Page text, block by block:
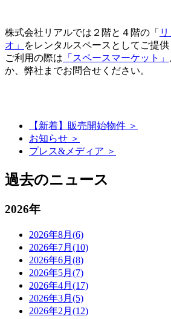
株式会社リアルでは２階と４階の「
オ」
をレンタルスペースとしてご提供
ご利用の際は 「スペースマーケット」
か、弊社までお問合せください。
【新着】販売開始物件 ＞
お知らせ ＞
プレス&メディア ＞
過去のニュース
2026年
2026年8月(6)
2026年7月(10)
2026年6月(8)
2026年5月(7)
2026年4月(17)
2026年3月(5)
2026年2月(12)